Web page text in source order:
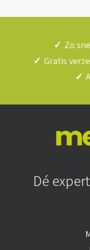
✓ Zo
✓ Gratis
✓
Dé